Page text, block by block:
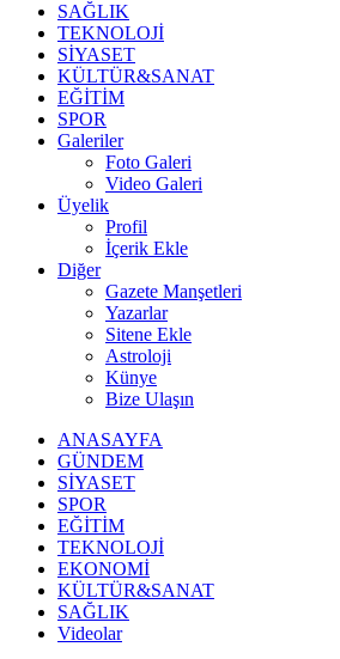
SAĞLIK
TEKNOLOJİ
SİYASET
KÜLTÜR&SANAT
EĞİTİM
SPOR
Galeriler
Foto Galeri
Video Galeri
Üyelik
Profil
İçerik Ekle
Diğer
Gazete Manşetleri
Yazarlar
Sitene Ekle
Astroloji
Künye
Bize Ulaşın
ANASAYFA
GÜNDEM
SİYASET
SPOR
EĞİTİM
TEKNOLOJİ
EKONOMİ
KÜLTÜR&SANAT
SAĞLIK
Videolar